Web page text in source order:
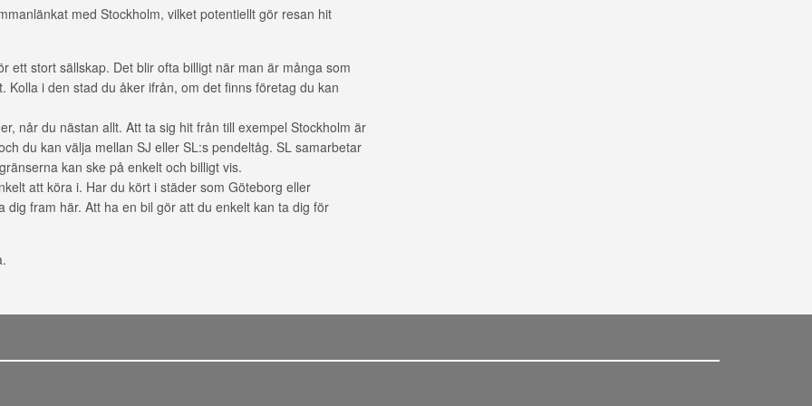
med Stockholm, vilket potentiellt gör resan hit
ett stort sällskap. Det blir ofta billigt när man är många som
Kolla i den stad du åker ifrån, om det finns företag du kan
når du nästan allt. Att ta sig hit från till exempel Stockholm är
du kan välja mellan SJ eller SL:s pendeltåg. SL samarbetar
kan ske på enkelt och billigt vis.
att köra i. Har du kört i städer som Göteborg eller
fram här. Att ha en bil gör att du enkelt kan ta dig för